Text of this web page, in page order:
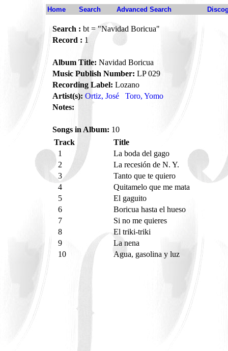
Home Search Advanced Search
Search : bt = "Navidad Boricua"
Record : 1
Album Title: Navidad Boricua
Music Publish Number: LP 029
Recording Label: Lozano
Artist(s): Ortiz, José
Toro, Yomo
Notes:
Songs in Album: 10
Track
Title
1
La boda del gago
2
La recesión de N. Y.
3
Tanto que te quiero
4
Quitamelo que me mata
5
El gaguito
6
Boricua hasta el hueso
7
Si no me quieres
8
El triki-triki
9
La nena
10
Agua, gasolina y luz